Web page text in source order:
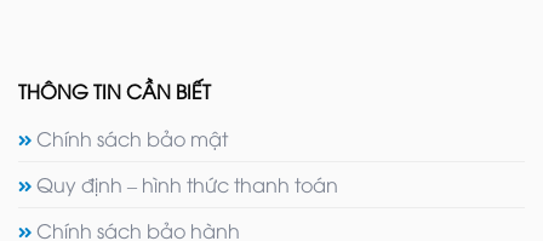
THÔNG TIN CẦN BIẾT
Chính sách bảo mật
Quy định – hình thức thanh toán
Chính sách bảo hành